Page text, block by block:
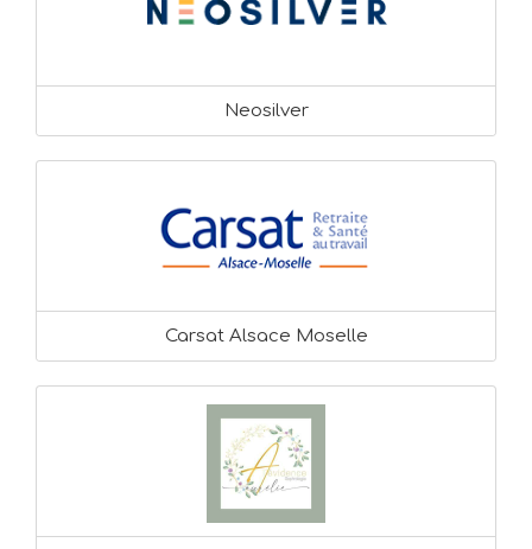
Neosilver
Carsat Alsace Moselle